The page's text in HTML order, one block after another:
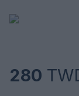
280